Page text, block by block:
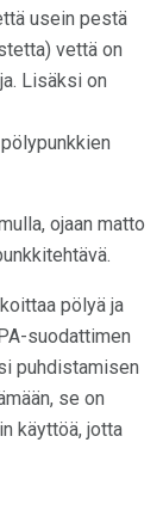
usein pestä
vettä on
Lisäksi on
ojaan matto
pölyä ja
suodattimen
puhdistamisen
se on
käyttöä, jotta